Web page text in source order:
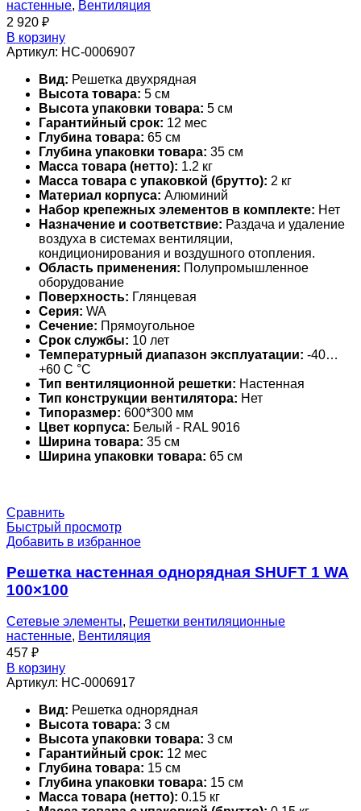
настенные, Вентиляция
2 920 ₽
В корзину
Артикул: НС-0006907
Вид: Решетка двухрядная
Высота товара: 5 см
Высота упаковки товара: 5 см
Гарантийный срок: 12 мес
Глубина товара: 65 см
Глубина упаковки товара: 35 см
Масса товара (нетто): 1.2 кг
Масса товара с упаковкой (брутто): 2 кг
Материал корпуса: Алюминий
Набор крепежных элементов в комплекте: Нет
Назначение и соответствие: Раздача и удаление
воздуха в системах вентиляции,
кондиционирования и воздушного отопления.
Область применения: Полупромышленное
оборудование
Поверхность: Глянцевая
Серия: WA
Сечение: Прямоугольное
Срок службы: 10 лет
Температурный диапазон эксплуатации: -40…
+60 С °С
Тип вентиляционной решетки: Настенная
Тип конструкции вентилятора: Нет
Типоразмер: 600*300 мм
Цвет корпуса: Белый - RAL 9016
Ширина товара: 35 см
Ширина упаковки товара: 65 см
Сравнить
Быстрый просмотр
Добавить в избранное
Решетка настенная однорядная SHUFT 1 WA
100×100
Сетевые элементы, Решетки вентиляционные
настенные, Вентиляция
457 ₽
В корзину
Артикул: НС-0006917
Вид: Решетка однорядная
Высота товара: 3 см
Высота упаковки товара: 3 см
Гарантийный срок: 12 мес
Глубина товара: 15 см
Глубина упаковки товара: 15 см
Масса товара (нетто): 0.15 кг